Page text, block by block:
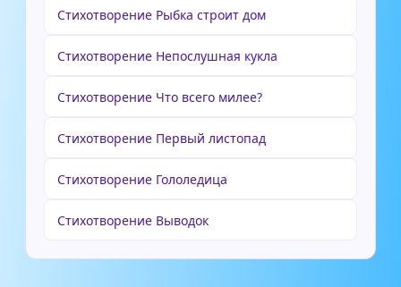
Стихотворение Рыбка строит дом
Стихотворение Непослушная кукла
Стихотворение Что всего милее?
Стихотворение Первый листопад
Стихотворение Гололедица
Стихотворение Выводок